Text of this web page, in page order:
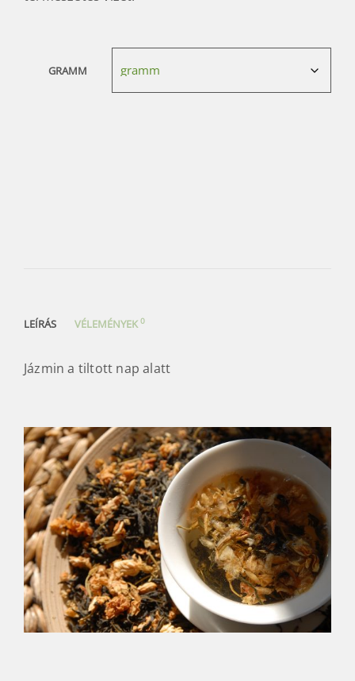
LEÍRÁS VÉLEMÉNYEK
Jázmin a tiltott nap alatt